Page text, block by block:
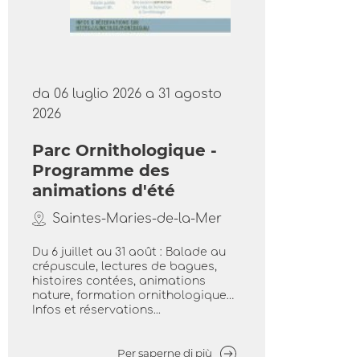
da 06 luglio 2026 a 31 agosto
2026
Parc Ornithologique -
Programme des
animations d'été
Saintes-Maries-de-la-Mer
Du 6 juillet au 31 août : Balade au
crépuscule, lectures de bagues,
histoires contées, animations
nature, formation ornithologique…
Infos et réservations...
Per saperne di più